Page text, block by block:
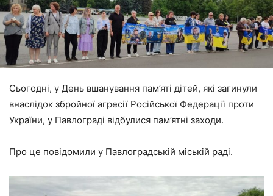
Сьогодні, у День вшанування пам’яті дітей, які загинули
внаслідок збройної агресії Російської Федерації проти
України, у Павлограді відбулися пам’ятні заходи.
Про це повідомили у Павлоградській міській раді.